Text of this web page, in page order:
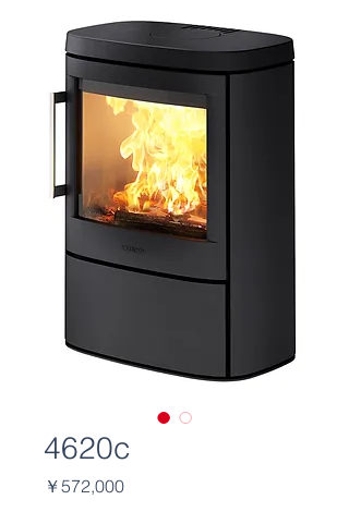
4620c
￥572,000価